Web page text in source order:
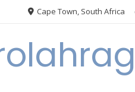
Cape Town, South Africa